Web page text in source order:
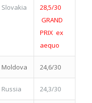
Slovakia
28,5/30
GRAND
PRIX ex
aequo
Moldova 24,6/30
Russia 24,3/30